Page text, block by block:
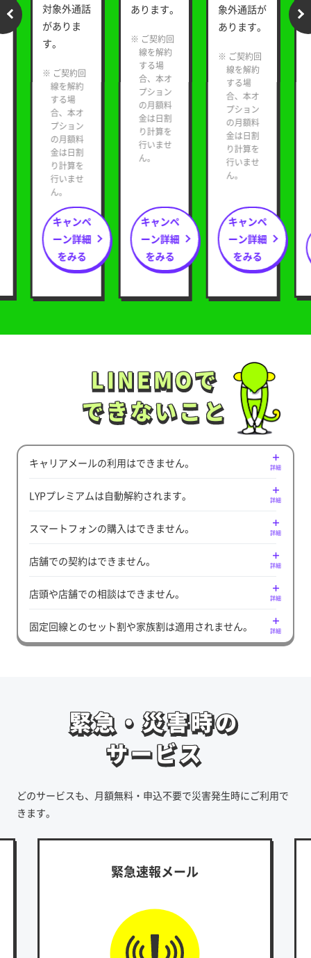
対象外通話
がありま
す。
※ ご契約回
線を解約
する場
合、本オ
プション
の月額料
金は日割
り計算を
行いませ
ん。
キャンペ
ーン詳細
をみる
あります。
※ ご契約回
線を解約
する場
合、本オ
プション
の月額料
金は日割
り計算を
行いませ
ん。
キャンペ
ーン詳細
をみる
象外通話が
あります。
※ ご契約回
線を解約
する場
合、本オ
プション
の月額料
金は日割
り計算を
行いませ
ん。
キャンペ
ーン詳細
をみる
LINEMOで
できないこと
LINEMOで
できないこと
キャリアメールの利用はできません。 詳細
LYPプレミアムは自動解約されます。 詳細
スマートフォンの購入はできません。 詳細
店舗での契約はできません。 詳細
店頭や店舗での相談はできません。 詳細
固定回線とのセット割や家族割は適用されません。 詳細
緊急・災害時の
サービス
緊急・災害時の
サービス
どのサービスも、月額無料・申込不要で災害発生時にご利用で
きます。
緊急速報メール